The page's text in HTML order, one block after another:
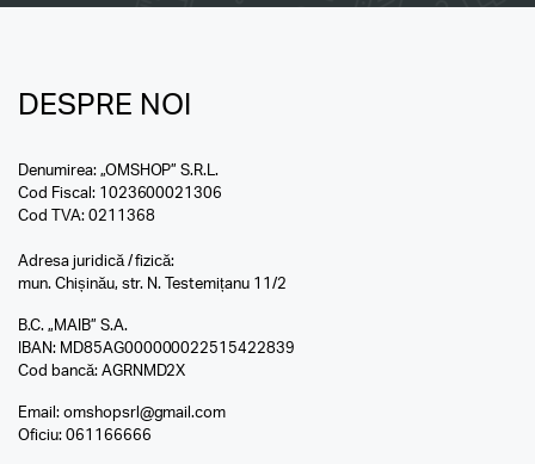
DESPRE NOI
Denumirea: „OMSHOP” S.R.L.
Cod Fiscal: 1023600021306
Cod TVA: 0211368
Adresa juridică / fizică:
mun. Chișinău, str. N. Testemițanu 11/2
B.C. „MAIB” S.A.
IBAN: MD85AG000000022515422839
Cod bancă: AGRNMD2X
Email: omshopsrl@gmail.com
Oficiu: 061166666